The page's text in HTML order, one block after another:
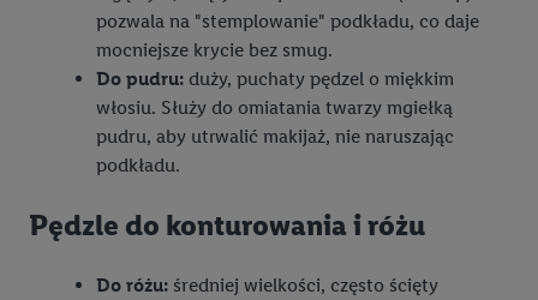
pozwala na "stemplowanie" podkładu, co daje
mocniejsze krycie bez smug.
Do pudru: duży, puchaty pędzel o miękkim
włosiu. Służy do omiatania twarzy mgiełką
pudru, aby utrwalić makijaż, nie naruszając
podkładu.
Pędzle do konturowania i różu
Do różu: średniej wielkości, często ścięty